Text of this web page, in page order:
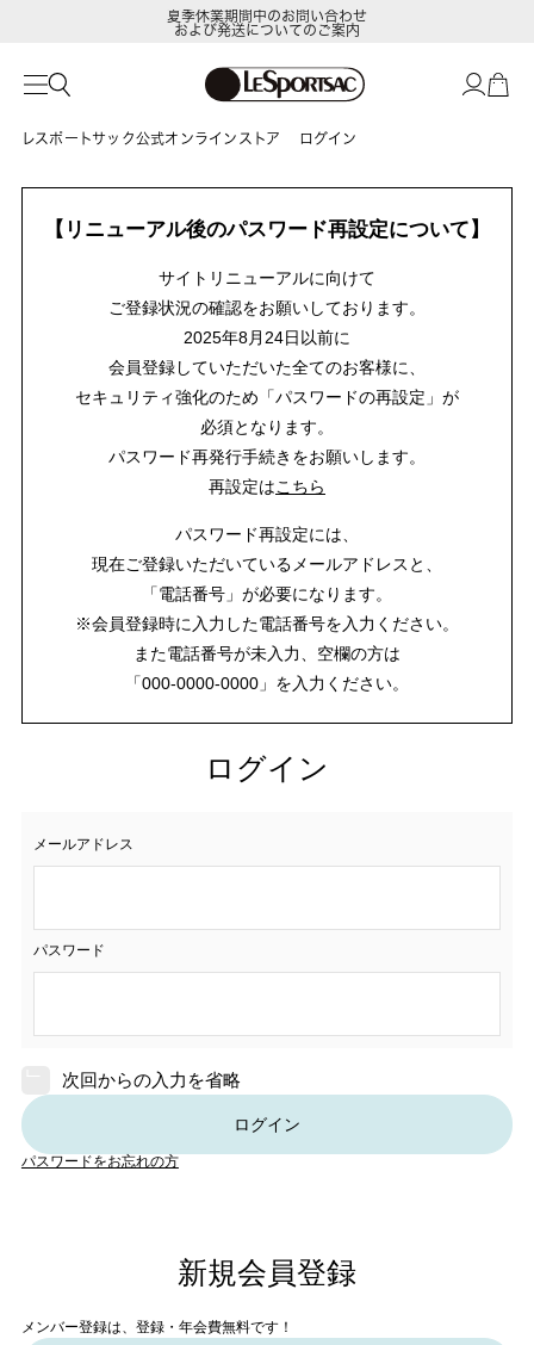
夏季休業期間中のお問い合わせ
および発送についてのご案内
レスポートサック公式オンラインストア ログイン
【リニューアル後のパスワード再設定について】
サイトリニューアルに向けて
ご登録状況の確認をお願いしております。
2025年8月24日以前に
会員登録していただいた全てのお客様に、
セキュリティ強化のため「パスワードの再設定」が
必須となります。
パスワード再発行手続きをお願いします。
再設定はこちら
パスワード再設定には、
現在ご登録いただいているメールアドレスと、
「電話番号」が必要になります。
※会員登録時に入力した電話番号を入力ください。
また電話番号が未入力、空欄の方は
「000-0000-0000」を入力ください。
ログイン
メールアドレス
パスワード
次回からの入力を省略
ログイン
パスワードをお忘れの方
新規会員登録
メンバー登録は、登録・年会費無料です！